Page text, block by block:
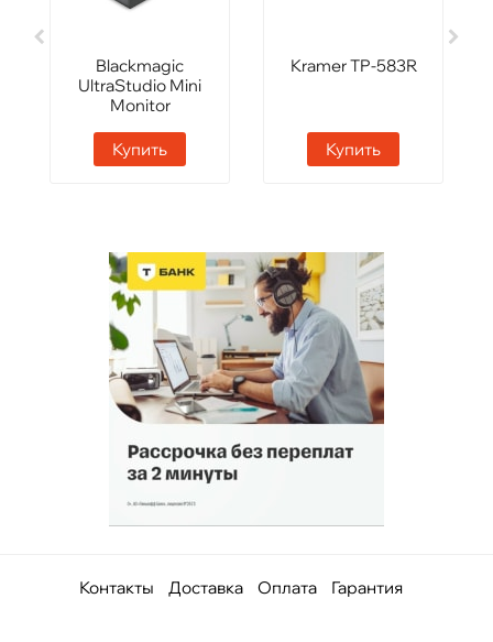
Blackmagic
UltraStudio Mini
Monitor
Купить
Kramer TP-583R
Купить
Контакты Доставка Оплата Гарантия